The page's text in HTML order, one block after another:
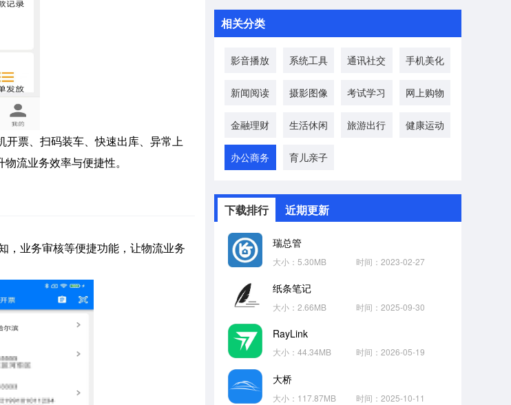
票、扫码装车、快速出库、异常上
流业务效率与便捷性。
业务审核等便捷功能，让物流业务
相关分类
影音播放 系统工具 通讯社交 手机美化
新闻阅读 摄影图像 考试学习 网上购物
金融理财 生活休闲 旅游出行 健康运动
办公商务 育儿亲子
下载排行 近期更新
瑞总管
大小：5.30MB 时间：2023-02-27
纸条笔记
大小：2.66MB 时间：2025-09-30
RayLink
大小：44.34MB 时间：2026-05-19
大桥
大小：117.87MB 时间：2025-10-11